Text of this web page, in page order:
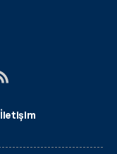
İletişim